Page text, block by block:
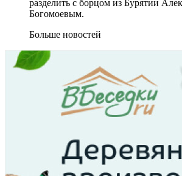
разделить с борцом из Бурятии
Богомоевым.
Больше новостей